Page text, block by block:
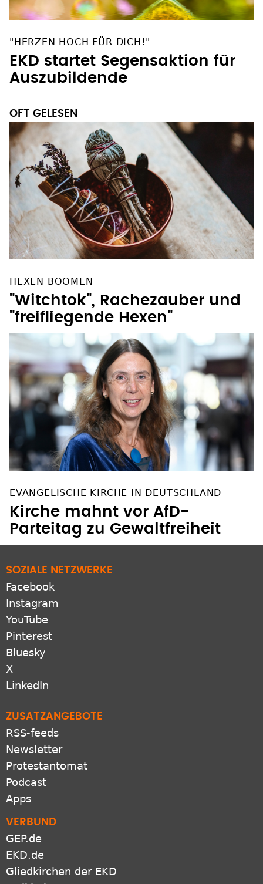
"HERZEN HOCH FÜR DICH!"
EKD startet Segensaktion für
Auszubildende
OFT GELESEN
HEXEN BOOMEN
"Witchtok", Rachezauber und
"freifliegende Hexen"
EVANGELISCHE KIRCHE IN DEUTSCHLAND
Kirche mahnt vor AfD-
Parteitag zu Gewaltfreiheit
SOZIALE NETZWERKE
Facebook
Instagram
YouTube
Pinterest
Bluesky
X
LinkedIn
ZUSATZANGEBOTE
RSS-feeds
Newsletter
Protestantomat
Podcast
Apps
VERBUND
GEP.de
EKD.de
Gliedkirchen der EKD